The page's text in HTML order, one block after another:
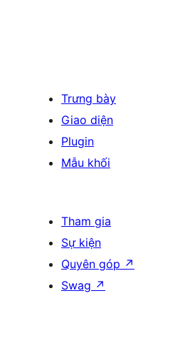
Trưng bày
Giao diện
Plugin
Mẫu khối
Tham gia
Sự kiện
Quyên góp ↗
Swag ↗